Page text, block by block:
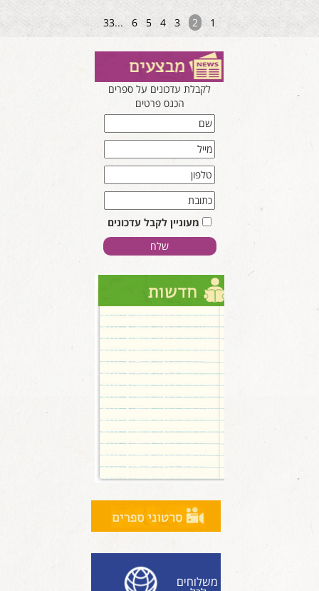
1
2
3
4
5
6
...
33
לקבלת עדכונים על ספרים
הכנס פרטים
מעוניין לקבל עדכונים
משלוחים